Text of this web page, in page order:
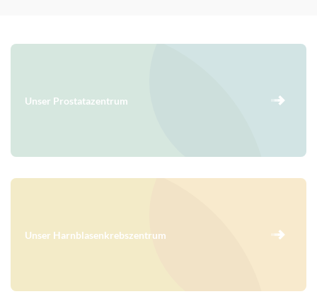
Unser Prostatazentrum
Unser Harnblasenkrebszentrum